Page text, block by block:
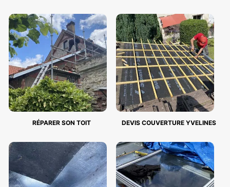
RÉPARER SON TOIT DEVIS COUVERTURE YVELINES